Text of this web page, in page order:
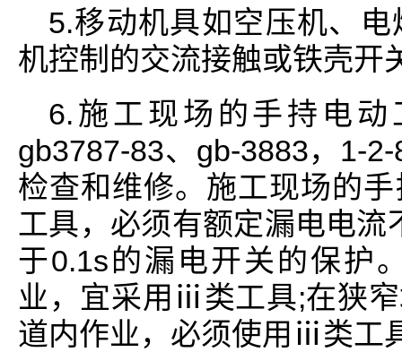
5.移动机具如空压机、
机控制的交流接触或铁壳开
6.施工现场的手持电
gb3787-83、gb-3883，1-
检查和维修。施工现场的
工具，必须有额定漏电电
于0.1s的漏电开关的保护
业，宜采用ⅲ类工具;在狭
道内作业，必须使用ⅲ类工